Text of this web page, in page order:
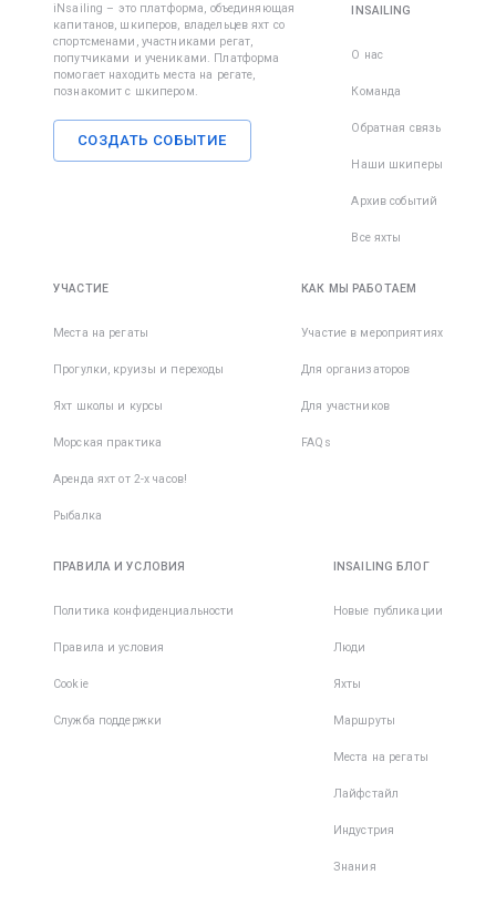
iNsailing – это платформа, объединяющая
капитанов, шкиперов, владельцев яхт со
спортсменами, участниками регат,
попутчиками и учениками. Платформа
помогает находить места на регате,
познакомит с шкипером.
СОЗДАТЬ СОБЫТИЕ
INSAILING
О нас
Команда
Обратная связь
Наши шкиперы
Архив событий
Все яхты
УЧАСТИЕ
Места на регаты
Прогулки, круизы и переходы
Яхт школы и курсы
Морская практика
Аренда яхт от 2-х часов!
Рыбалка
КАК МЫ РАБОТАЕМ
Участие в мероприятиях
Для организаторов
Для участников
FAQs
ПРАВИЛА И УСЛОВИЯ
Политика конфиденциальности
Правила и условия
Cookie
Служба поддержки
INSAILING БЛОГ
Новые публикации
Люди
Яхты
Маршруты
Места на регаты
Лайфстайл
Индустрия
Знания